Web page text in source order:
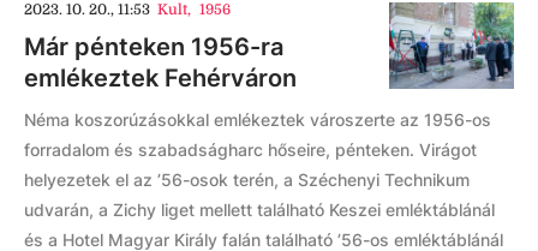
2023. 10. 20., 11:53 Kult, 1956
Már pénteken 1956-ra
emlékeztek Fehérváron
Néma koszorúzásokkal emlékeztek városzerte az 1956-os
forradalom és szabadságharc hőseire, pénteken. Virágot
helyezetek el az ’56-osok terén, a Széchenyi Technikum
udvarán, a Zichy liget mellett található Keszei emléktáblánál
és a Hotel Magyar Király falán található ’56-os emléktáblánál